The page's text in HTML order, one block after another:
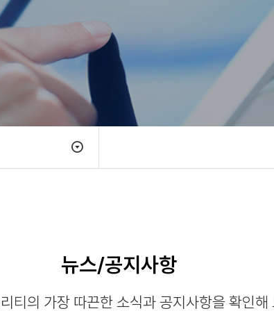
뉴스/공지사항
티의 가장 따끈한 소식과 공지사항을 확인해